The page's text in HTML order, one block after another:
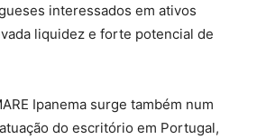
interessados em ativos
liquidez e forte potencial de
Ipanema surge também num
do escritório em Portugal,